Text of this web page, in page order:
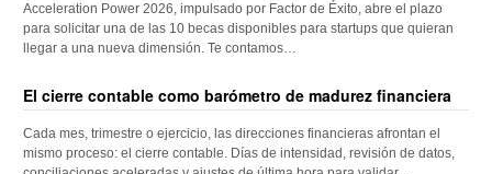
Acceleration Power 2026, impulsado por Factor de Éxito, abre el plazo
para solicitar una de las 10 becas disponibles para startups que quieran
llegar a una nueva dimensión. Te contamos…
El cierre contable como barómetro de madurez financiera
Cada mes, trimestre o ejercicio, las direcciones financieras afrontan el
mismo proceso: el cierre contable. Días de intensidad, revisión de datos,